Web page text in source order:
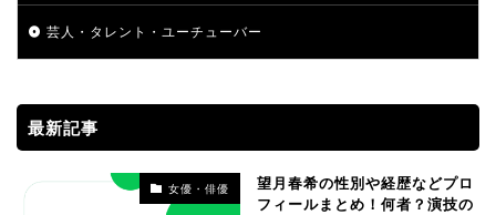
芸人・タレント・ユーチューバー
最新記事
女優・俳優
望月春希の性別や経歴などプロ
フィールまとめ！何者？演技の